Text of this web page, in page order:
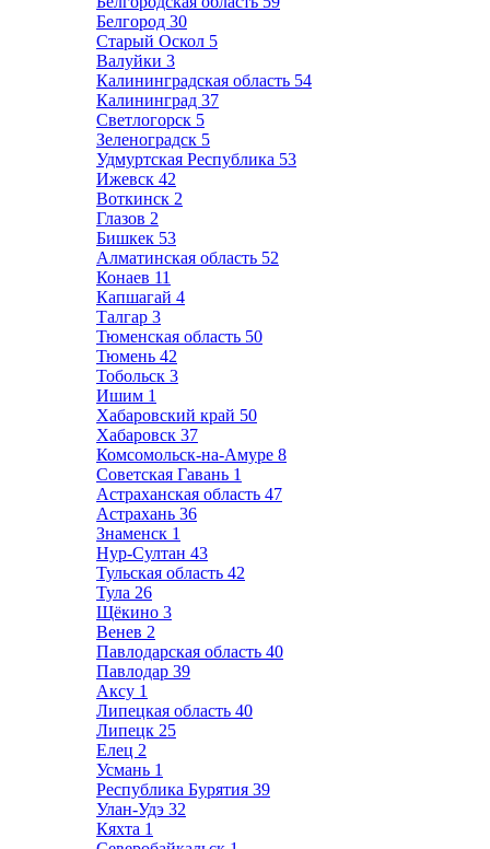
Белгород 30
Старый Оскол 5
Валуйки 3
Калининградская область 54
Калининград 37
Светлогорск 5
Зеленоградск 5
Удмуртская Республика 53
Ижевск 42
Воткинск 2
Глазов 2
Бишкек 53
Алматинская область 52
Конаев 11
Капшагай 4
Талгар 3
Тюменская область 50
Тюмень 42
Тобольск 3
Ишим 1
Хабаровский край 50
Хабаровск 37
Комсомольск-на-Амуре 8
Советская Гавань 1
Астраханская область 47
Астрахань 36
Знаменск 1
Нур-Султан 43
Тульская область 42
Тула 26
Щёкино 3
Венев 2
Павлодарская область 40
Павлодар 39
Аксу 1
Липецкая область 40
Липецк 25
Елец 2
Усмань 1
Республика Бурятия 39
Улан-Удэ 32
Кяхта 1